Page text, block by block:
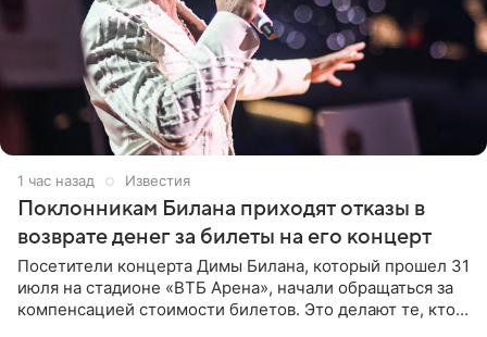
1 час назад Известия
Поклонникам Билана приходят отказы в
возврате денег за билеты на его концерт
Посетители концерта Димы Билана, который прошел 31
июля на стадионе «ВТБ Арена», начали обращаться за
компенсацией стоимости билетов. Это делают те, кто